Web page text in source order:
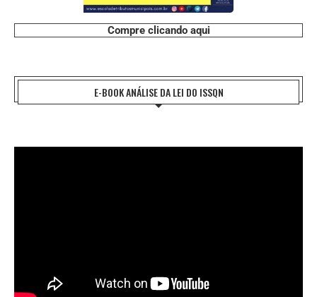
Compre clicando aqui
E-BOOK ANÁLISE DA LEI DO ISSQN